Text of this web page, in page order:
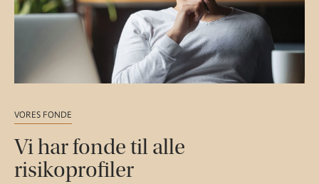
VORES FONDE
Vi har fonde til alle
risikoprofiler